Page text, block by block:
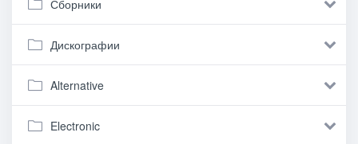
Сборники
Дискографии
Alternative
Electronic